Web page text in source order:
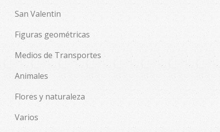
San Valentin
Figuras geométricas
Medios de Transportes
Animales
Flores y naturaleza
Varios